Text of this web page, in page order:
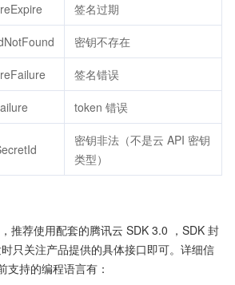
签名过期
密钥不存在
签名错误
token 错误
密钥非法（不是云 API 密钥
类型）
推荐使用配套的腾讯云 SDK 3.0 ，SDK 封
只关注产品提供的具体接口即可。详细信
支持的编程语言有：